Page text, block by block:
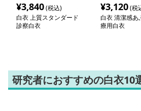
¥3,840(税込)
白衣 上質スタンダード
診察白衣
¥3,120(税
白衣 清潔感あ
療用白衣
研究者におすすめの白衣10